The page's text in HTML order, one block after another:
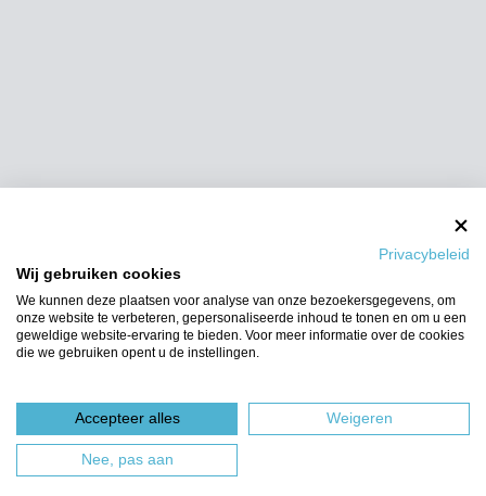
Privacybeleid
Wij gebruiken cookies
We kunnen deze plaatsen voor analyse van onze bezoekersgegevens, om
onze website te verbeteren, gepersonaliseerde inhoud te tonen en om u een
geweldige website-ervaring te bieden. Voor meer informatie over de cookies
die we gebruiken opent u de instellingen.
Accepteer alles Weigeren
Nee, pas aan